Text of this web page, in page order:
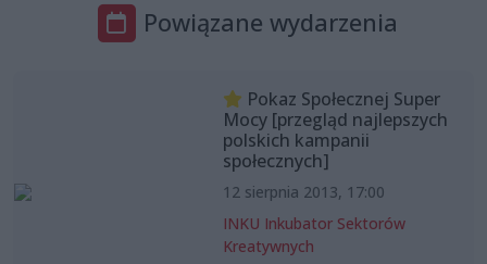
Powiązane wydarzenia
Pokaz Społecznej Super
Mocy [przegląd najlepszych
polskich kampanii
społecznych]
12 sierpnia 2013, 17:00
INKU Inkubator Sektorów
Kreatywnych